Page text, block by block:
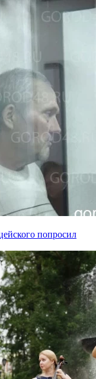
попросил